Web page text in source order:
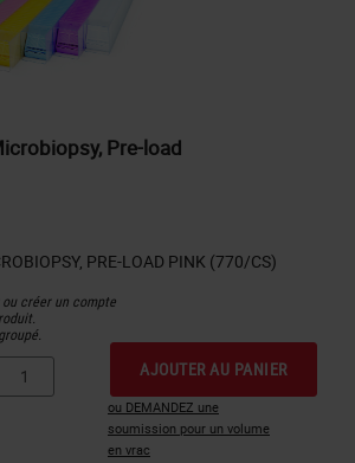
Pre-load
ou créer un compte
AJOUTER AU PANIER
ou DEMANDEZ une
soumission pour un volume
en vrac